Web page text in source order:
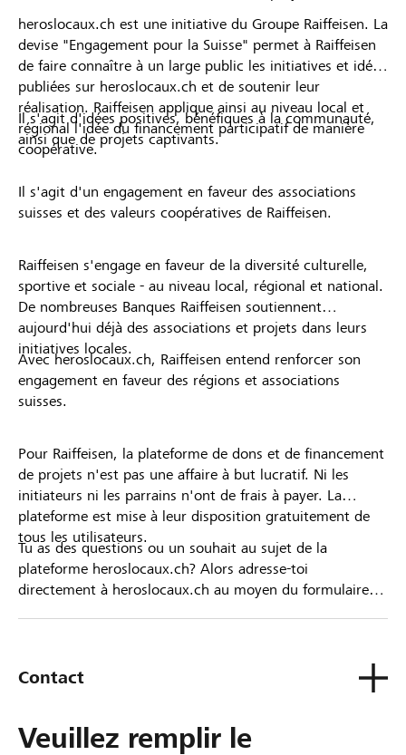
heroslocaux.ch est une initiative du Groupe Raiffeisen. La
devise "Engagement pour la Suisse" permet à Raiffeisen
de faire connaître à un large public les initiatives et idées
publiées sur heroslocaux.ch et de soutenir leur
réalisation. Raiffeisen applique ainsi au niveau local et
régional l'idée du financement participatif de manière
coopérative.
Il s'agit d'idées positives, bénéfiques à la communauté,
ainsi que de projets captivants.
Il s'agit d'un engagement en faveur des associations
suisses et des valeurs coopératives de Raiffeisen.
Raiffeisen s'engage en faveur de la diversité culturelle,
sportive et sociale - au niveau local, régional et national.
De nombreuses Banques Raiffeisen soutiennent
aujourd'hui déjà des associations et projets dans leurs
initiatives locales.
Avec heroslocaux.ch, Raiffeisen entend renforcer son
engagement en faveur des régions et associations
suisses.
Pour Raiffeisen, la plateforme de dons et de financement
de projets n'est pas une affaire à but lucratif. Ni les
initiateurs ni les parrains n'ont de frais à payer. La
plateforme est mise à leur disposition gratuitement de
tous les utilisateurs.
Tu as des questions ou un souhait au sujet de la
plateforme heroslocaux.ch? Alors adresse-toi
directement à heroslocaux.ch au moyen du formulaire
Contact
Veuillez remplir le